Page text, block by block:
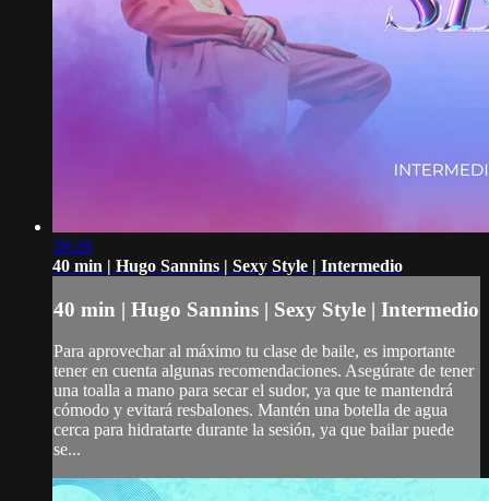
39:20
40 min | Hugo Sannins | Sexy Style | Intermedio
40 min | Hugo Sannins | Sexy Style | Intermedio
Para aprovechar al máximo tu clase de baile, es importante
tener en cuenta algunas recomendaciones. Asegúrate de tener
una toalla a mano para secar el sudor, ya que te mantendrá
cómodo y evitará resbalones. Mantén una botella de agua
cerca para hidratarte durante la sesión, ya que bailar puede
se...